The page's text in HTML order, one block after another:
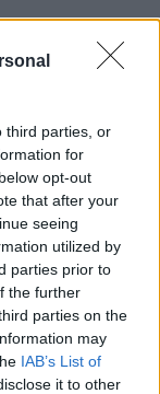
third parties, or
for
opt-out
that after your
seeing
utilized by
parties prior to
the further
parties on the
may
IAB’s List of
it to other
ever for